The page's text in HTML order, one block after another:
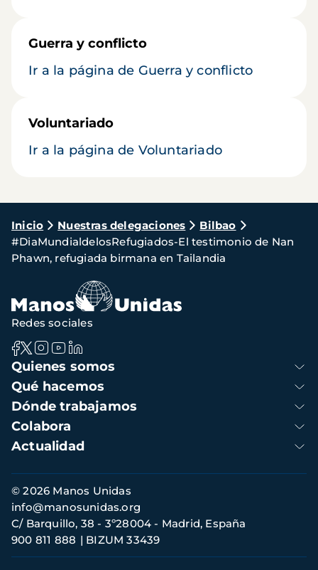
Guerra y conflicto
Ir a la página de Guerra y conflicto
Voluntariado
Ir a la página de Voluntariado
Ruta
de
navegación
Inicio Nuestras delegaciones
Bilbao
#DiaMundialdelosRefugiados-El testimonio de Nan
Phawn, refugiada birmana en Tailandia
Navegación
principal
Quienes somos
Qué hacemos
Dónde trabajamos
Colabora
Actualidad
Redes sociales
Información
de
contacto
© 2026 Manos Unidas
C/ Barquillo, 38 - 3º28004 - Madrid, España
900 811 888
BIZUM 33439
info@manosunidas.org